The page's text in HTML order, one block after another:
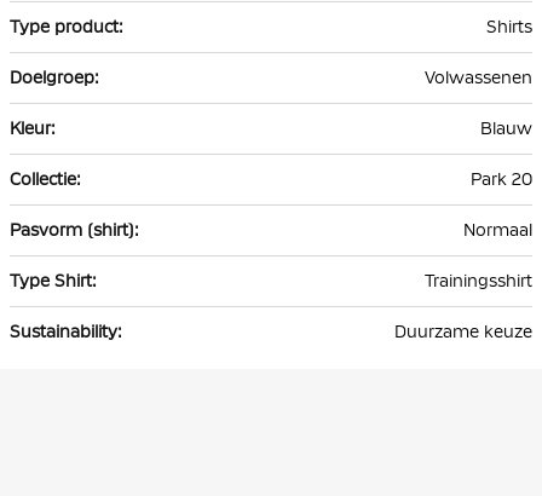
Shirts
Volwassenen
Blauw
Park 20
Normaal
Trainingsshirt
Duurzame keuze